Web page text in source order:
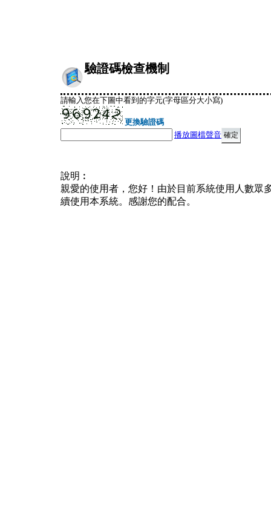
驗證碼檢查機制
請輸入您在下圖中看到的字元(字母區分大小寫)
更換驗證碼
播放圖檔聲音
說明︰
親愛的使用者，您好！由於目前系統使用人數眾
續使用本系統。感謝您的配合。